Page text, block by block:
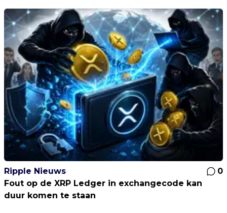
Ripple Nieuws
0
Fout op de XRP Ledger in exchangecode kan
duur komen te staan